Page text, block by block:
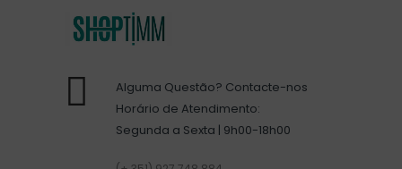
Alguma Questão? Contacte-nos
Horário de Atendimento:
Segunda a Sexta | 9h00-18h00